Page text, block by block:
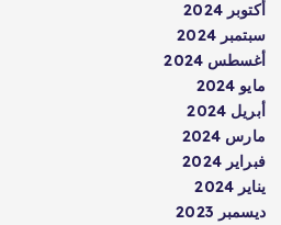
أكتوبر 2024
سبتمبر 2024
أغسطس 2024
مايو 2024
أبريل 2024
مارس 2024
فبراير 2024
يناير 2024
ديسمبر 2023